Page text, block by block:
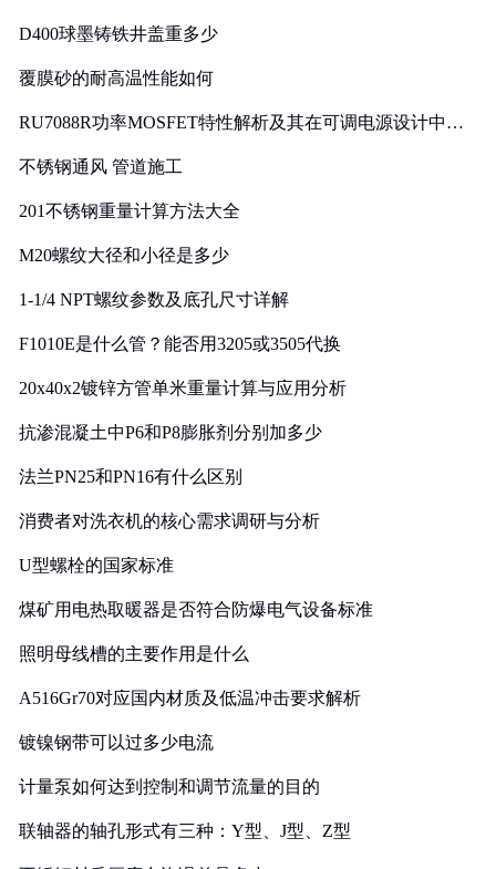
D400球墨铸铁井盖重多少
覆膜砂的耐高温性能如何
RU7088R功率MOSFET特性解析及其在可调电源设计中的
不锈钢通风 管道施工
201不锈钢重量计算方法大全
M20螺纹大径和小径是多少
1-1/4 NPT螺纹参数及底孔尺寸详解
F1010E是什么管？能否用3205或3505代换
20x40x2镀锌方管单米重量计算与应用分析
抗渗混凝土中P6和P8膨胀剂分别加多少
法兰PN25和PN16有什么区别
消费者对洗衣机的核心需求调研与分析
U型螺栓的国家标准
煤矿用电热取暖器是否符合防爆电气设备标准
照明母线槽的主要作用是什么
A516Gr70对应国内材质及低温冲击要求解析
镀镍钢带可以过多少电流
计量泵如何达到控制和调节流量的目的
联轴器的轴孔形式有三种：Y型、J型、Z型